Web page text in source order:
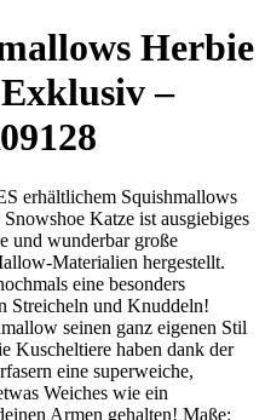
Herbie
–
erhältlichem Squishmallows
Katze ist ausgiebiges
und wunderbar große
Materialien hergestellt.
eine besonders
Streicheln und Knuddeln!
seinen ganz eigenen Stil
Kuscheltiere haben dank der
eine superweiche,
Weiches wie ein
Armen gehalten! Maße: